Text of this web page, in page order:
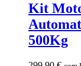
Kit
500Kg